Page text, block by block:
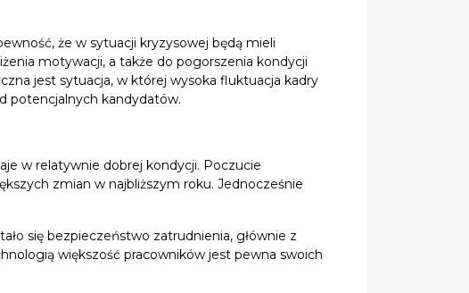
że w sytuacji kryzysowej będą mieli
motywacji, a także do pogorszenia kondycji
jest sytuacja, w której wysoka fluktuacja kadry
potencjalnych kandydatów.
w relatywnie dobrej kondycji. Poczucie
zmian w najbliższym roku. Jednocześnie
się bezpieczeństwo zatrudnienia, głównie z
większość pracowników jest pewna swoich